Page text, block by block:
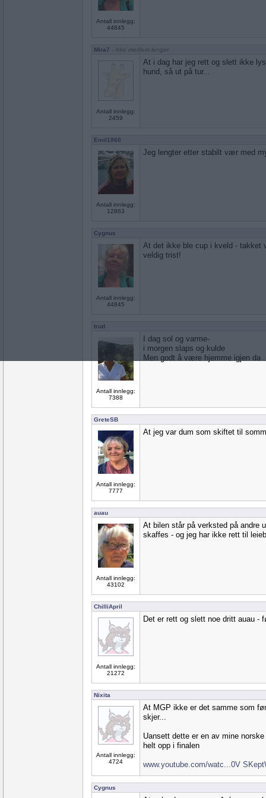
Antall innlegg:
44845
Mira7 - Ikke medlem lenger
Antall innlegg:
2459
At i dag har jeg rett og slett ikke
hund, så ut på tur...
Emil1960
Antall innlegg:
12863
Jeg lengter etter stabilt vær med
Cygnus
Antall innlegg:
44845
At det ikke ble cup i kveld - takket
veldig trist!
trud
Antall innlegg:
7388
I dag sol og varme-
i morgen slaps og kulde
Men godt å være hjemme igjen da
GreteSB
Antall innlegg:
7777
At jeg var dum som skiftet til
auau
Antall innlegg:
43102
At bilen står på verksted på andre
skaffes - og jeg har ikke rett til
ChilliApril
Antall innlegg:
21272
Det er rett og slett noe dritt auau -
Nixita
Antall innlegg:
4724
At MGP ikke er det samme som
skjer...
Uansett dette er en av mine
helt opp i finalen
www.youtube.com/watc...0V
Cygnus